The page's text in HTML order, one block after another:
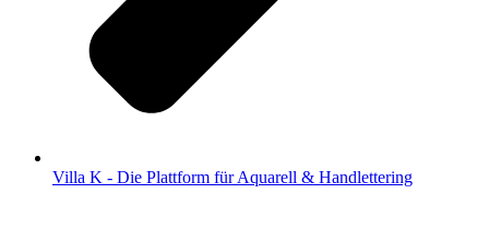
Villa K - Die Plattform für Aquarell & Handlettering